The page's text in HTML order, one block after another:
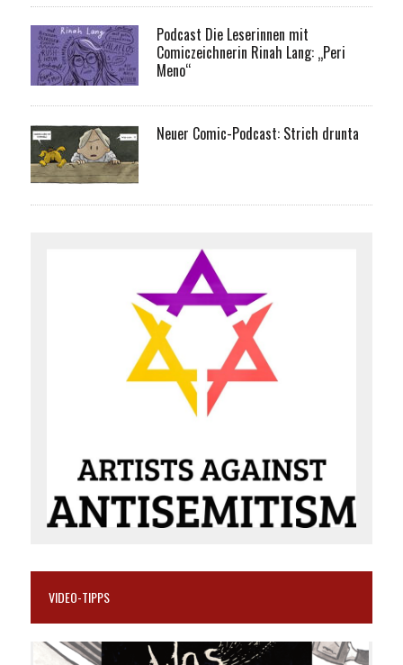
Podcast Die Leserinnen mit
Comiczeichnerin Rinah Lang: „Peri
Meno“
Neuer Comic-Podcast: Strich drunta
VIDEO-TIPPS